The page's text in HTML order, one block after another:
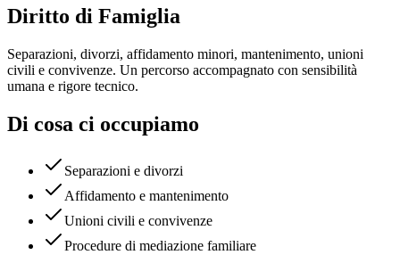
Diritto di Famiglia
Separazioni, divorzi, affidamento minori, mantenimento, unioni
civili e convivenze. Un percorso accompagnato con sensibilità
umana e rigore tecnico.
Di cosa ci occupiamo
Separazioni e divorzi
Affidamento e mantenimento
Unioni civili e convivenze
Procedure di mediazione familiare